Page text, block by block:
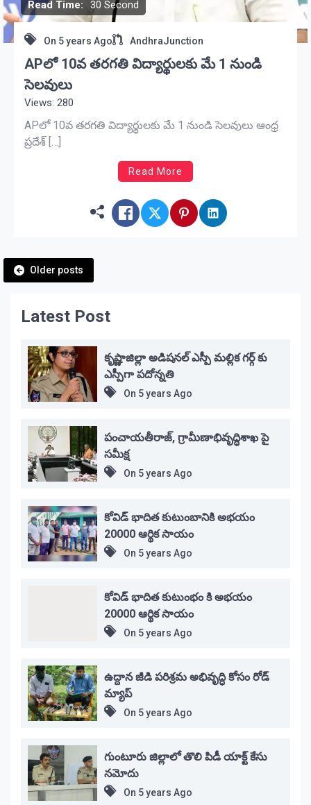
Read Time: 30 Second
On 5 years Ago AndhraJunction
APలో 10వ తరగతి విద్యార్థులకు మే 1 నుండి
సెలవులు
Views: 280
APలో 10వ తరగతి విద్యార్థులకు మే 1 నుండి సెలవులు ఆంధ్ర
ప్రదేశ్ […]
Read More
Posts
navigation
Older posts
Latest Post
కృష్ణాజిల్లా అడిషనల్ ఎస్పీ మల్లిక గర్గ్ కు
ఎస్పీగా పదోన్నతి
On 5 years Ago
పంచాయతీరాజ్, గ్రామీణాభివృద్ధిశాఖ పై
సమీక్ష
On 5 years Ago
కోవిడ్ భాదిత కుటుంబానికి అభయం
20000 ఆర్థిక సాయం
On 5 years Ago
కోవిడ్ భాదిత కుటుంభం కి అభయం
20000 ఆర్థిక సాయం
On 5 years Ago
ఉద్దాన జీడి పరిశ్రమ అభివృద్ధి కోసం రోడ్
మ్యాప్
On 5 years Ago
గుంటూరు జిల్లాలో తొలి పిడీ యాక్ట్ కేసు
నమోదు
On 5 years Ago